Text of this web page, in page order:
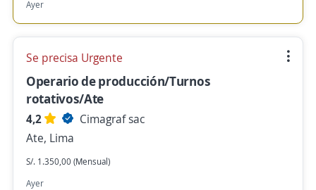
Ayer
Se precisa Urgente
Operario de producción/Turnos
rotativos/Ate
4,2
Cimagraf sac
Ate, Lima
S/. 1.350,00 (Mensual)
Ayer